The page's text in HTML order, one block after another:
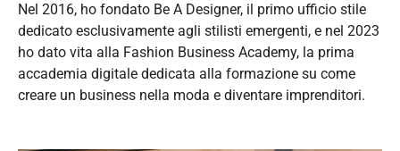
Nel 2016, ho fondato Be A Designer, il primo ufficio stile
dedicato esclusivamente agli stilisti emergenti, e nel 2023
ho dato vita alla Fashion Business Academy, la prima
accademia digitale dedicata alla formazione su come
creare un business nella moda e diventare imprenditori.